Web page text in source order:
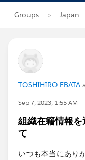
Groups Japan
TOSHIHIRO EBATA
Sep 7, 2023, 1:55 AM
組織在籍情報
て
いつも本当にあり